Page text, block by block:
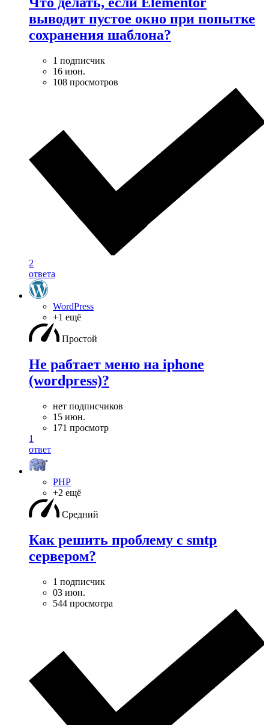
выводит пустое окно при попытке
сохранения шаблона?
1 подписчик
16 июн.
108 просмотров
2
ответа
WordPress
+1 ещё
Простой
Не рабтает меню на iphone
(wordpress)?
нет подписчиков
15 июн.
171 просмотр
1
ответ
PHP
+2 ещё
Средний
Как решить проблему с smtp
сервером?
1 подписчик
03 июн.
544 просмотра